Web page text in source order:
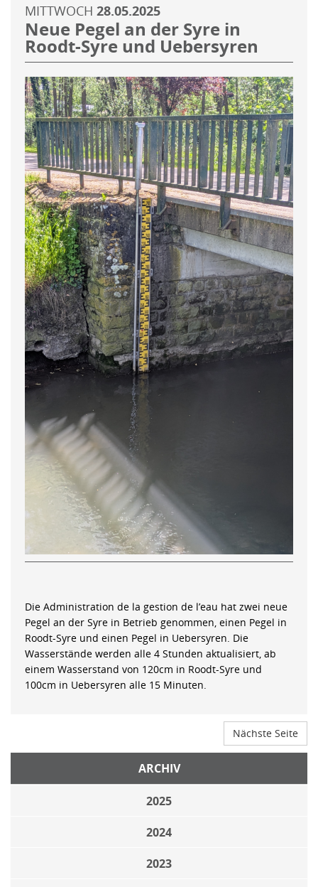
MITTWOCH 28.05.2025
Neue Pegel an der Syre in
Roodt-Syre und Uebersyren
Die Administration de la gestion de l’eau hat zwei neue
Pegel an der Syre in Betrieb genommen, einen Pegel in
Roodt-Syre und einen Pegel in Uebersyren. Die
Wasserstände werden alle 4 Stunden aktualisiert, ab
einem Wasserstand von 120cm in Roodt-Syre und
100cm in Uebersyren alle 15 Minuten.
Nächste Seite
ARCHIV
2025
2024
2023